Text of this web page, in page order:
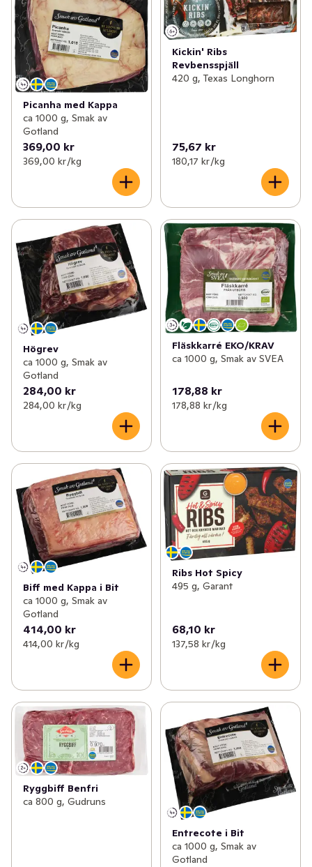
Picanha med Kappa
ca 1000 g, Smak av
Gotland
369,00 kr
369,00 kr /kg
Kickin' Ribs
Revbensspjäll
420 g, Texas Longhorn
75,67 kr
180,17 kr /kg
Högrev
ca 1000 g, Smak av
Gotland
284,00 kr
284,00 kr /kg
Fläskkarré EKO/KRAV
ca 1000 g, Smak av SVEA
178,88 kr
178,88 kr /kg
Biff med Kappa i Bit
ca 1000 g, Smak av
Gotland
414,00 kr
414,00 kr /kg
Ribs Hot Spicy
495 g, Garant
68,10 kr
137,58 kr /kg
Ryggbiff Benfri
ca 800 g, Gudruns
Entrecote i Bit
ca 1000 g, Smak av
Gotland